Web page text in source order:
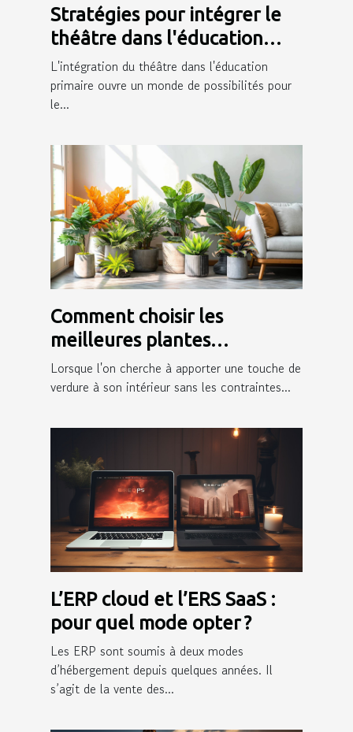
Stratégies pour intégrer le
théâtre dans l'éducation
primaire et ses bénéfices
L'intégration du théâtre dans l'éducation
primaire ouvre un monde de possibilités pour
le...
Comment choisir les
meilleures plantes
artificielles pour votre
intérieur
Lorsque l'on cherche à apporter une touche de
verdure à son intérieur sans les contraintes...
L’ERP cloud et l’ERS SaaS :
pour quel mode opter ?
Les ERP sont soumis à deux modes
d’hébergement depuis quelques années. Il
s’agit de la vente des...